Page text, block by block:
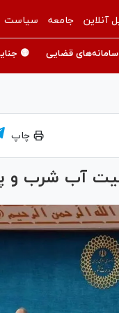
آنلاین جامعه سیاست
قضایی 🟡
چاپ
آب شرب و